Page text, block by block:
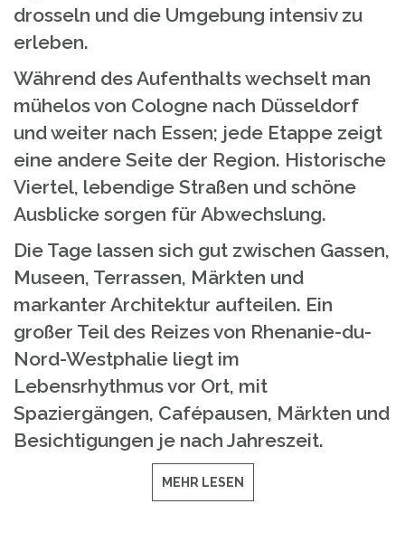
drosseln und die Umgebung intensiv zu
erleben.
Während des Aufenthalts wechselt man
mühelos von Cologne nach Düsseldorf
und weiter nach Essen; jede Etappe zeigt
eine andere Seite der Region. Historische
Viertel, lebendige Straßen und schöne
Ausblicke sorgen für Abwechslung.
Die Tage lassen sich gut zwischen Gassen,
Museen, Terrassen, Märkten und
markanter Architektur aufteilen. Ein
großer Teil des Reizes von Rhenanie-du-
Nord-Westphalie liegt im
Lebensrhythmus vor Ort, mit
Spaziergängen, Cafépausen, Märkten und
Besichtigungen je nach Jahreszeit.
MEHR LESEN